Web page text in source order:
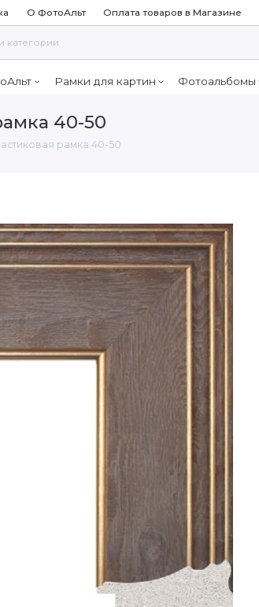
О ФотоАльт Оплата товаров в Магазине
Рамки для картин Фотоальбомы
40-50
рамка 40-50